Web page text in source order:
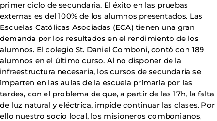
primer ciclo de secundaria. El éxito en las pruebas
externas es del 100% de los alumnos presentados. Las
Escuelas Católicas Asociadas (ECA) tienen una gran
demanda por los resultados en el rendimiento de los
alumnos. El colegio St. Daniel Comboni, contó con 189
alumnos en el último curso. Al no disponer de la
infraestructura necesaria, los cursos de secundaria se
imparten en las aulas de la escuela primaria por las
tardes, con el problema de que, a partir de las 17h, la falta
de luz natural y eléctrica, impide continuar las clases. Por
ello nuestro socio local, los misioneros combonianos,